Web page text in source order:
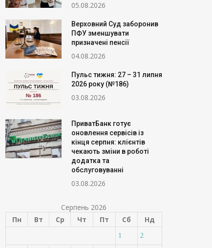
05.08.2026
Верховний Суд заборонив
ПФУ зменшувати
призначені пенсії
04.08.2026
Пульс тижня: 27 – 31 липня
2026 року (№186)
03.08.2026
ПриватБанк готує
оновлення сервісів із
кінця серпня: клієнтів
чекають зміни в роботі
додатка та
обслуговуванні
03.08.2026
Серпень 2026
Пн
Вт Ср Чт Пт Сб Нд
1 2